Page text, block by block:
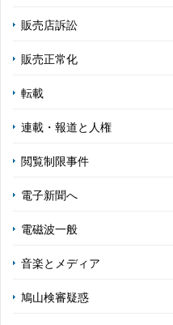
販売店訴訟
販売正常化
転載
連載・報道と人権
閲覧制限事件
電子新聞へ
電磁波一般
音楽とメディア
鳩山検審疑惑